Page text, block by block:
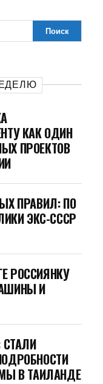
КАК ОДИН
ПРОЕКТОВ
ПРАВИЛ: ПО
ЭКС-СССР
РОССИЯНКУ
И
СТАЛИ
В ТАИЛАНДЕ